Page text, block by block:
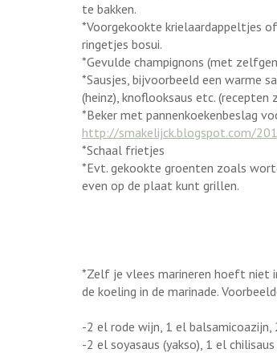
te bakken.
*Voorgekookte krielaardappeltjes
ringetjes bosui.
*Gevulde champignons (met
*Sausjes, bijvoorbeeld een warme
(heinz), knoflooksaus etc. (recepten
*Beker met pannenkoekenbeslag
http://smakelijck.blogspot.com/
*Schaal frietjes
*Evt. gekookte groenten zoals
even op de plaat kunt grillen.
*Zelf je vlees marineren hoeft niet
de koeling in de marinade.
-2 el rode wijn, 1 el
-2 el soyasaus (yakso), 1 el